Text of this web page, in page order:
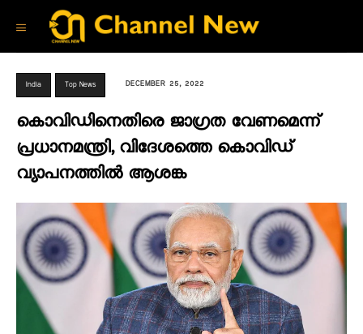
India Top News DECEMBER 25, 2022
കൊവിഡിനെതിരെ ജാഗ്രത വേണമെന്ന്
പ്രധാനമന്ത്രി, വിദേശത്തെ കൊവിഡ്
വ്യാപനത്തിൽ ആശങ്ക